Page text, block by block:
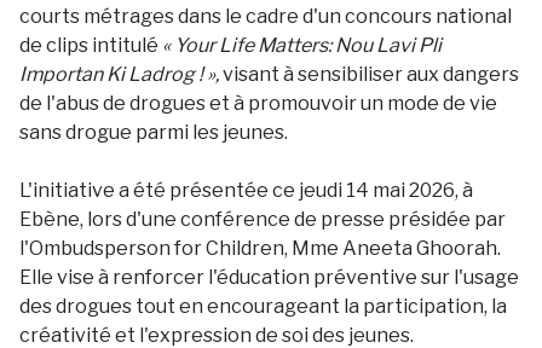
courts métrages dans le cadre d'un concours national
de clips intitulé « Your Life Matters: Nou Lavi Pli
Importan Ki Ladrog ! »,visant à sensibiliser aux dangers
de l'abus de drogues et à promouvoir un mode de vie
sans drogue parmi les jeunes.
L'initiative a été présentée ce jeudi 14 mai 2026, à
Ebène, lors d'une conférence de presse présidée par
l'Ombudsperson for Children, Mme Aneeta Ghoorah.
Elle vise à renforcer l'éducation préventive sur l'usage
des drogues tout en encourageant la participation, la
créativité et l'expression de soi des jeunes.